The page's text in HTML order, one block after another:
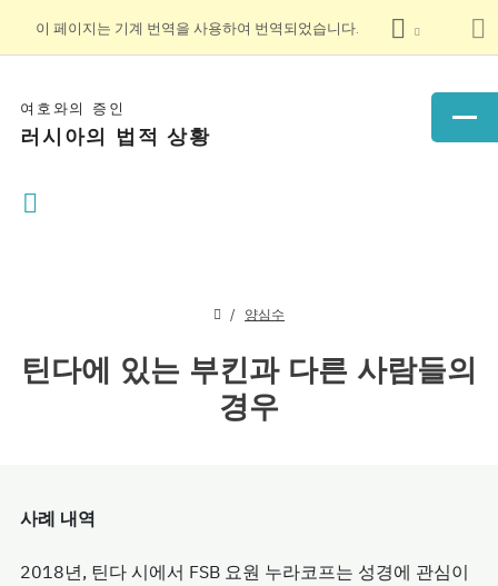
이 페이지는 기계 번역을 사용하여 번역되었습니다.
여호와의 증인
러시아의 법적 상황
양심수
틴다에 있는 부킨과 다른 사람들의
경우
사례 내역
2018년, 틴다 시에서 FSB 요원 누라코프는 성경에 관심이